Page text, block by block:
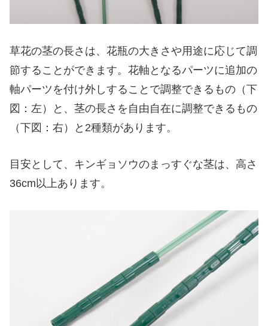
草花の茎の長さは、花瓶の大きさや用途に応じて調
節することができます。花軸となるパーツに追加の
軸パーツを付け外しすることで調整できるもの（下
図：左）と、茎の長さを自由自在に調整できるもの
（下図：右）と2種類があります。
目安として、キンギョソウのまっすぐな茎は、高さ
36cm以上あります。